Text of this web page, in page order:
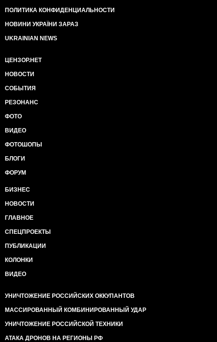
ПОЛИТИКА КОНФИДЕНЦИАЛЬНОСТИ
НОВИНИ УКРАЇНИ ЗАРАЗ
UKRAINIAN NEWS
ЦЕНЗОР.НЕТ
НОВОСТИ
СОБЫТИЯ
РЕЗОНАНС
ФОТО
ВИДЕО
ФОТОШОПЫ
БЛОГИ
ФОРУМ
БИЗНЕС
НОВОСТИ
ГЛАВНОЕ
СПЕЦПРОЕКТЫ
ПУБЛИКАЦИИ
КОЛОНКИ
ВИДЕО
УНИЧТОЖЕНИЕ РОССИЙСКИХ ОККУПАНТОВ
МАССИРОВАННЫЙ КОМБИНИРОВАННЫЙ УДАР
УНИЧТОЖЕНИЕ РОССИЙСКОЙ ТЕХНИКИ
АТАКА ДРОНОВ НА РЕГИОНЫ РФ